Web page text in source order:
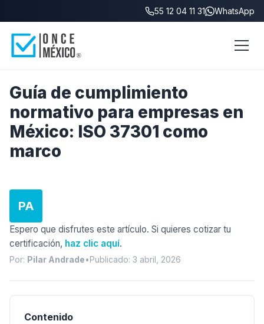
55 12 04 11 31 WhatsApp
Guía de cumplimiento
normativo para empresas en
México: ISO 37301 como
marco
PA
Espero que disfrutes este artículo. Si quieres cotizar tu
certificación, haz clic aquí.
Por: Pilar Andrade•Publicado: 3 abril, 2026
Contenido